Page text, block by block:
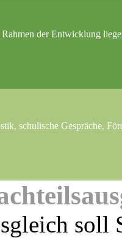
der Entwicklung
schulische Gespräche,
soll